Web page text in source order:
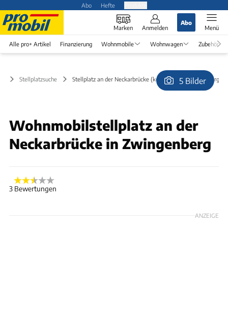
Abo Hefte
Marken Anmelden
Abo
Menü
Alle pro+ Artikel Finanzierung Wohnmobile Wohnwagen Zubehör
Stellplatzsuche Stellplatz an der Neckarbrücke (kostenlos) in Zwingenberg
5 Bilder
Wohnmobilstellplatz an der
Neckarbrücke in Zwingenberg
3 Bewertungen
ANZEIGE